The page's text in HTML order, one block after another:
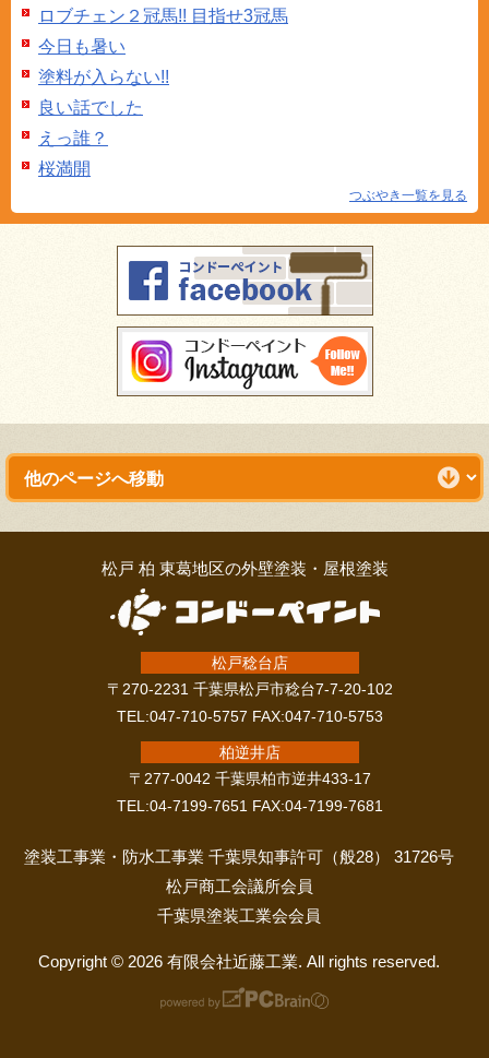
ロブチェン２冠馬!! 目指せ3冠馬
今日も暑い
塗料が入らない!!
良い話でした
えっ誰？
桜満開
つぶやき一覧を見る
松戸 柏 東葛地区の外壁塗装・屋根塗装
松戸稔台店
〒270-2231 千葉県松戸市稔台7-7-20-102
TEL:047-710-5757 FAX:047-710-5753
柏逆井店
〒277-0042 千葉県柏市逆井433-17
TEL:04-7199-7651 FAX:04-7199-7681
塗装工事業・防水工事業 千葉県知事許可（般28） 31726号
松戸商工会議所会員
千葉県塗装工業会会員
Copyright © 2026 有限会社近藤工業. All rights reserved.